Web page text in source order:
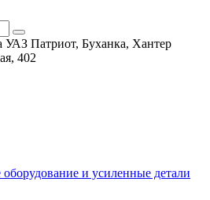
УАЗ Патриот, Буханка, Хантер
402
и усиленные детали